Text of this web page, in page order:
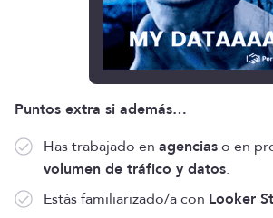
Puntos extra si además…
Has trabajado en agenciaso en
volumen de tráfico y datos.
Estás familiarizado/a con Looker